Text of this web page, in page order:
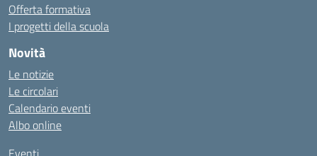
Offerta formativa
I progetti della scuola
Novità
Le notizie
Le circolari
Calendario eventi
Albo online